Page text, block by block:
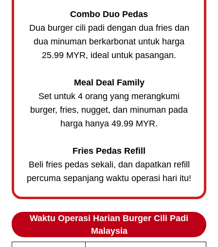
Combo Duo Pedas
Dua burger cili padi dengan dua fries dan
dua minuman berkarbonat untuk harga
25.99 MYR, ideal untuk pasangan.
Meal Deal Family
Set untuk 4 orang yang merangkumi
burger, fries, nugget, dan minuman pada
harga hanya 49.99 MYR.
Fries Pedas Refill
Beli fries pedas sekali, dan dapatkan refill
percuma sepanjang waktu operasi hari itu!
Waktu Operasi Harian Burger Cili Padi
Malaysia